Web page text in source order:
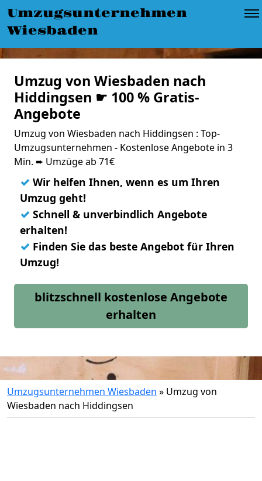
Umzugsunternehmen
Wiesbaden
Umzug von Wiesbaden nach
Hiddingsen ☛ 100 % Gratis-
Angebote
Umzug von Wiesbaden nach Hiddingsen : Top-
Umzugsunternehmen - Kostenlose Angebote in 3
Min. ➨ Umzüge ab 71€
✓ Wir helfen Ihnen, wenn es um Ihren
Umzug geht!
✓ Schnell & unverbindlich Angebote
erhalten!
✓ Finden Sie das beste Angebot für Ihren
Umzug!
blitzschnell kostenlose Angebote
erhalten
Umzugsunternehmen Wiesbaden » Umzug von
Wiesbaden nach Hiddingsen